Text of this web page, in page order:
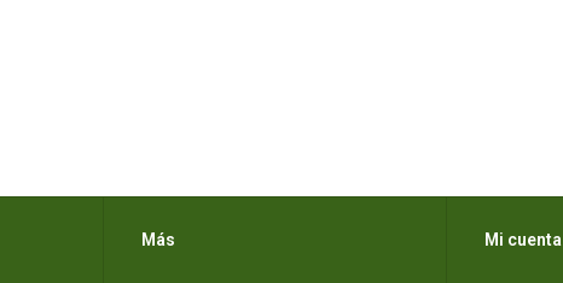
Más Mi cuenta